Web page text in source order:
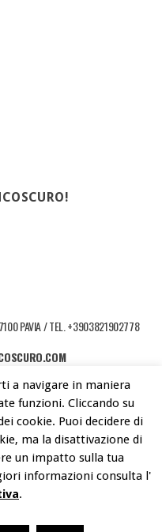
PAVIA / TEL. +3903821902778
BY LIBEREMENTI - IDEE PER
a navigare in maniera
funzioni. Cliccando su
cookie. Puoi decidere di
ma la disattivazione di
un impatto sulla tua
informazioni consulta l'
.